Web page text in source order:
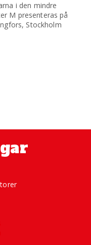
i den mindre
M presenteras på
Stockholm